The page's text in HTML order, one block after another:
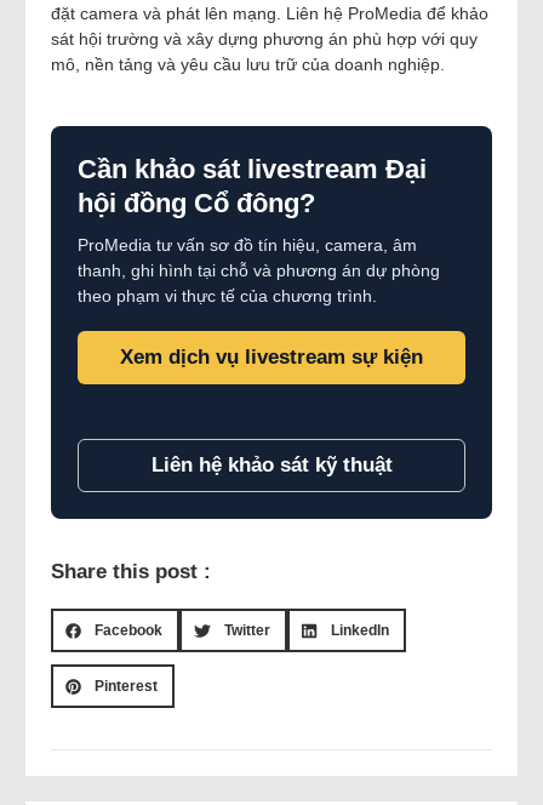
đặt camera và phát lên mạng. Liên hệ ProMedia để khảo
sát hội trường và xây dựng phương án phù hợp với quy
mô, nền tảng và yêu cầu lưu trữ của doanh nghiệp.
Cần khảo sát livestream Đại
hội đồng Cổ đông?
ProMedia tư vấn sơ đồ tín hiệu, camera, âm
thanh, ghi hình tại chỗ và phương án dự phòng
theo phạm vi thực tế của chương trình.
Xem dịch vụ livestream sự kiện
Liên hệ khảo sát kỹ thuật
Share this post :
Facebook Twitter LinkedIn
Pinterest